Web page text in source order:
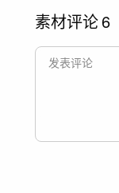
素材评论6